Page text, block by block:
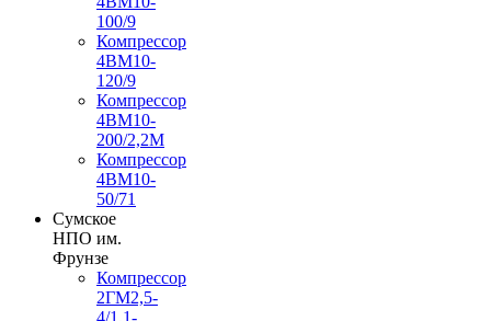
100/9
Компрессор
4ВМ10-
120/9
Компрессор
4ВМ10-
200/2,2М
Компрессор
4ВМ10-
50/71
Сумское
НПО им.
Фрунзе
Компрессор
2ГМ2,5-
4/1,1-